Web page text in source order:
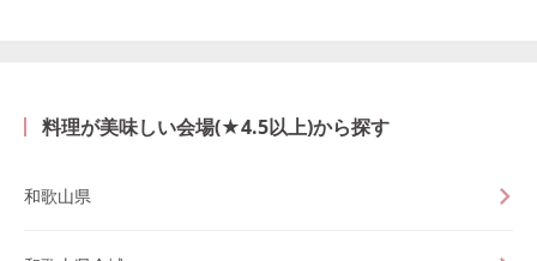
料理が美味しい会場(★4.5以上)から探す
和歌山県